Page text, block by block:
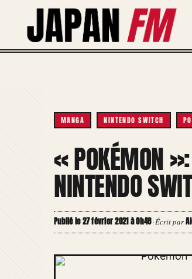
contenu
MANGA NINTENDO SWITCH
« POKÉMON »:
NINTENDO
Publié le 27 février 2021 à 0h48·Écrit par